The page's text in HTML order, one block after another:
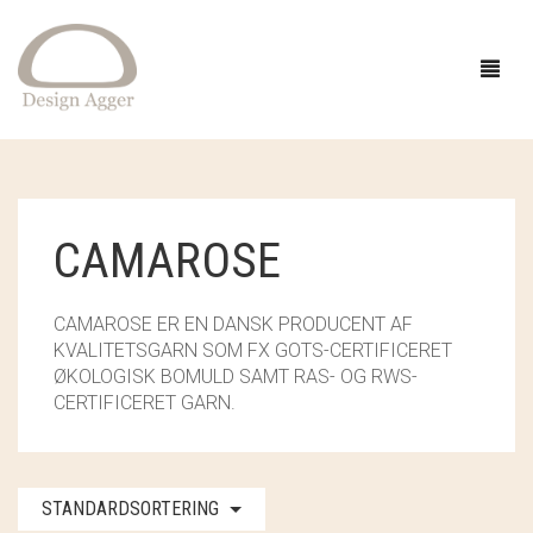
GAVEIDÉER
STRIK
CAMAROSE
OPSKRIFTER
ACCESSORIES
SMYKKER OG HÅR
BUTIK
EVENTS
OM
CAMAROSE
CAMAROSE ER EN DANSK PRODUCENT AF
KVALITETSGARN SOM FX GOTS-CERTIFICERET
ØKOLOGISK BOMULD SAMT RAS- OG RWS-
CERTIFICERET GARN.
STANDARDSORTERING